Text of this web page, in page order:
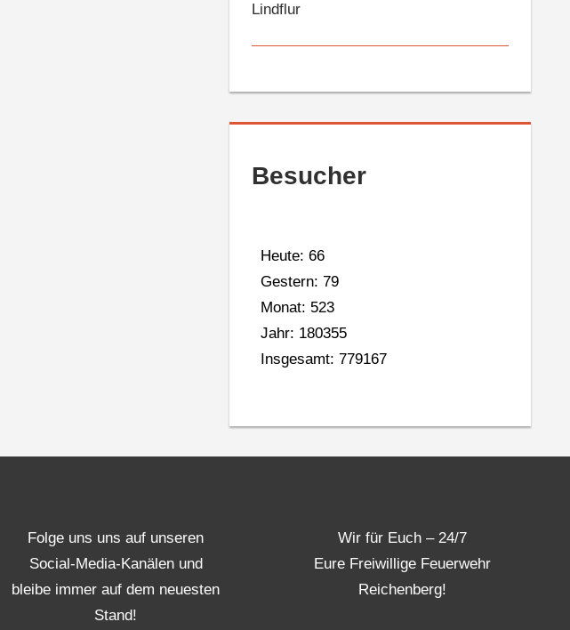
Lindflur
Besucher
Heute: 66
Gestern: 79
Monat: 523
Jahr: 180355
Insgesamt: 779167
Folge uns uns auf unseren
Social-Media-Kanälen und
bleibe immer auf dem neuesten
Stand!
Wir für Euch – 24/7
Eure Freiwillige Feuerwehr
Reichenberg!